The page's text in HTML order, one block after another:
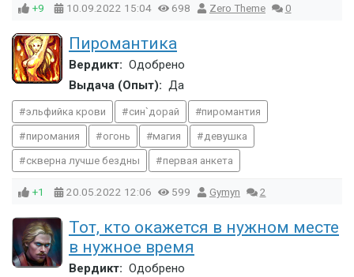
+9 10.09.2022 15:04 698 Zero Theme 0
Пиромантика
Вердикт: Одобрено
Выдача (Опыт): Да
эльфийка крови син`дорай пиромантия
пиромания огонь магия девушка
скверна лучше бездны первая анкета
+1 20.05.2022 12:06 599 Gymyn 2
Тот, кто окажется в нужном месте
в нужное время
Вердикт: Одобрено